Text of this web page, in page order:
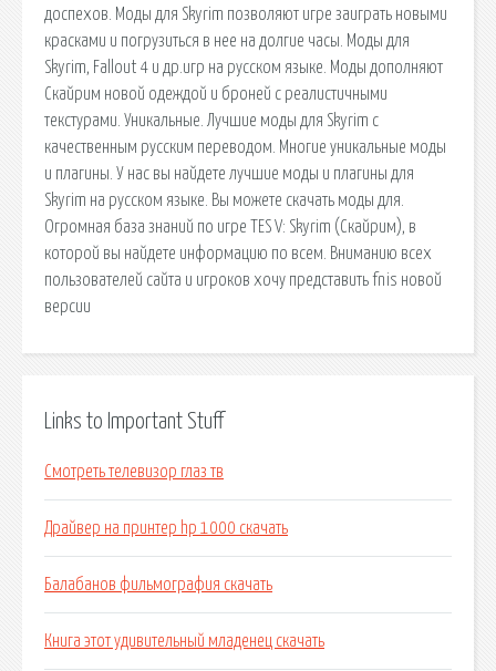
доспехов. Моды для Skyrim позволяют игре заиграть новыми
красками и погрузиться в нее на долгие часы. Моды для
Skyrim, Fallout 4 и др.игр на русском языке. Моды дополняют
Скайрим новой одеждой и броней с реалистичными
текстурами. Уникальные. Лучшие моды для Skyrim с
качественным русским переводом. Многие уникальные моды
и плагины. У нас вы найдете лучшие моды и плагины для
Skyrim на русском языке. Вы можете скачать моды для.
Огромная база знаний по игре TES V: Skyrim (Скайрим), в
которой вы найдете информацию по всем. Вниманию всех
пользователей сайта и игроков хочу представить fnis новой
версии
Links to Important Stuff
Смотреть телевизор глаз тв
Драйвер на принтер hp 1000 скачать
Балабанов фильмография скачать
Книга этот удивительный младенец скачать